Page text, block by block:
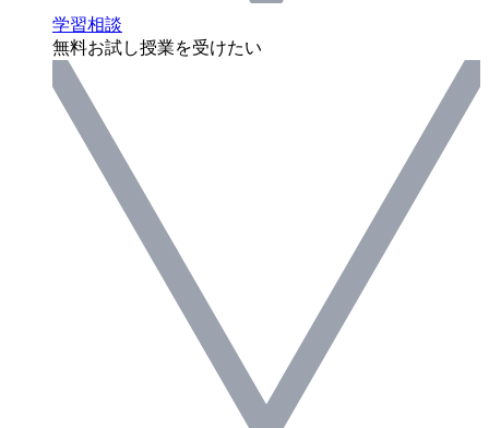
学習相談
無料お試し授業を受けたい